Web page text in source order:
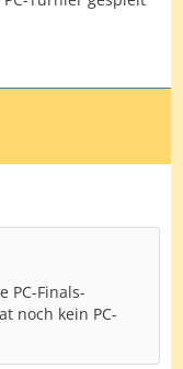
PC-Finals-
noch kein PC-